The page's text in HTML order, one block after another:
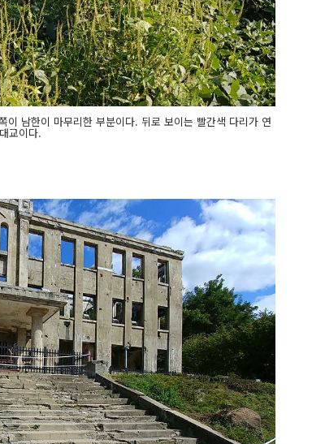
남한이 마무리한 부분이다. 뒤로 보이는 빨간색 다리가 연
교이다.